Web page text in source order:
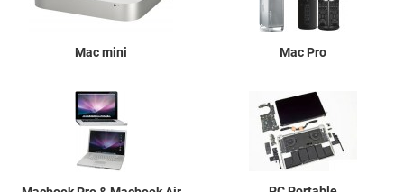
Mac mini Mac Pro